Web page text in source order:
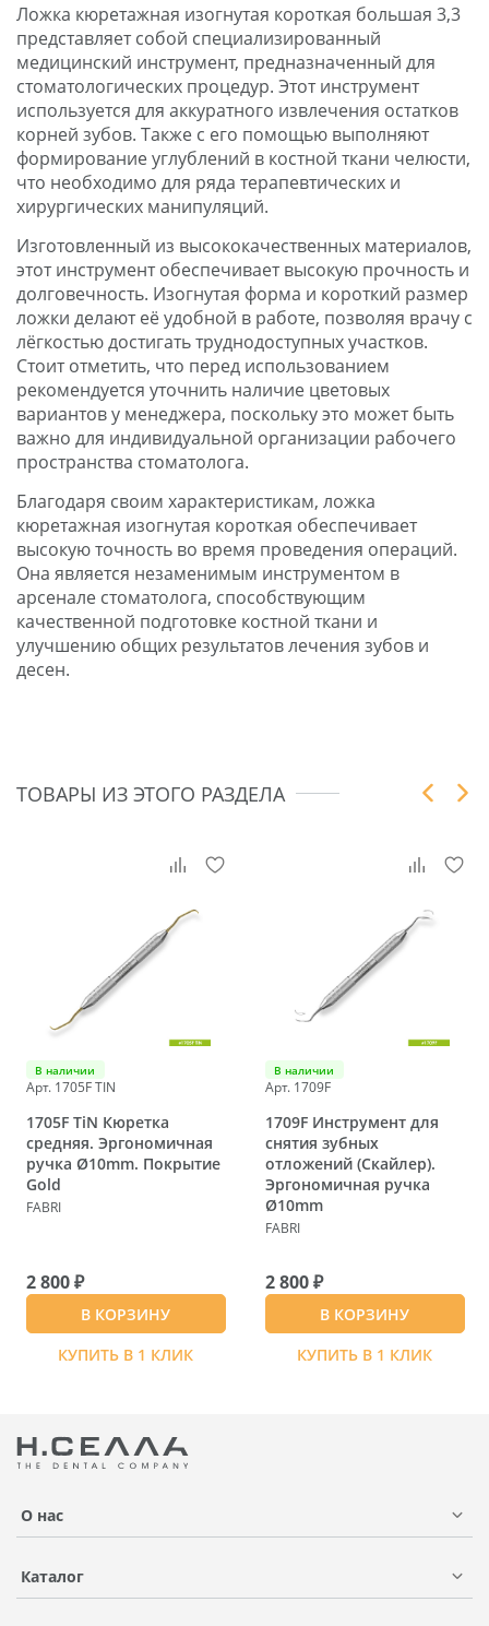
Ложка кюретажная изогнутая короткая большая 3,3
представляет собой специализированный
медицинский инструмент, предназначенный для
стоматологических процедур. Этот инструмент
используется для аккуратного извлечения остатков
корней зубов. Также с его помощью выполняют
формирование углублений в костной ткани челюсти,
что необходимо для ряда терапевтических и
хирургических манипуляций.
Изготовленный из высококачественных материалов,
этот инструмент обеспечивает высокую прочность и
долговечность. Изогнутая форма и короткий размер
ложки делают её удобной в работе, позволяя врачу с
лёгкостью достигать труднодоступных участков.
Стоит отметить, что перед использованием
рекомендуется уточнить наличие цветовых
вариантов у менеджера, поскольку это может быть
важно для индивидуальной организации рабочего
пространства стоматолога.
Благодаря своим характеристикам, ложка
кюретажная изогнутая короткая обеспечивает
высокую точность во время проведения операций.
Она является незаменимым инструментом в
арсенале стоматолога, способствующим
качественной подготовке костной ткани и
улучшению общих результатов лечения зубов и
десен.
ТОВАРЫ ИЗ ЭТОГО РАЗДЕЛА
В наличии
Арт. 1705F TIN
1705F TiN Кюретка
средняя. Эргономичная
ручка Ø10mm. Покрытие
Gold
FABRI
2 800 ₽
В КОРЗИНУ
КУПИТЬ В 1 КЛИК
В наличии
Арт. 1709F
1709F Инструмент для
снятия зубных
отложений (Скайлер).
Эргономичная ручка
Ø10mm
FABRI
2 800 ₽
В КОРЗИНУ
КУПИТЬ В 1 КЛИК
О нас
Каталог